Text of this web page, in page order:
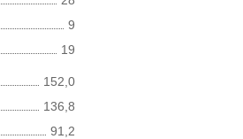
9
19
152,0
136,8
91,2